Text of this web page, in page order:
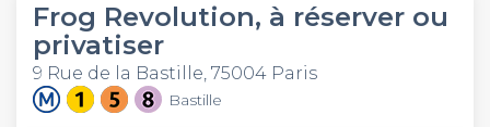
Frog Revolution, à réserver ou
privatiser
9 Rue de la Bastille, 75004 Paris
Bastille